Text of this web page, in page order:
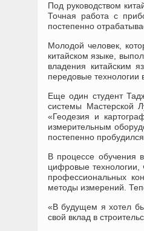
Под руководством
Точная работа с
постепенно
Молодой человек,
китайском языке,
владения китайским
передовые технологии
Еще один студент
системы Мастерской
«Геодезия и
измерительным
постепенно
В процессе обучения
цифровые технологии,
профессиональных
методы измерений.
«В будущем я хотел бы
свой вклад в